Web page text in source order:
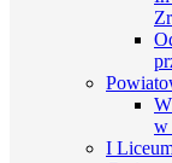
w
I